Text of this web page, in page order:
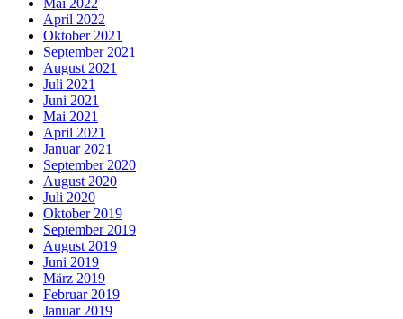
April 2022
Oktober 2021
September 2021
August 2021
Juli 2021
Juni 2021
Mai 2021
April 2021
Januar 2021
September 2020
August 2020
Juli 2020
Oktober 2019
September 2019
August 2019
Juni 2019
März 2019
Februar 2019
Januar 2019